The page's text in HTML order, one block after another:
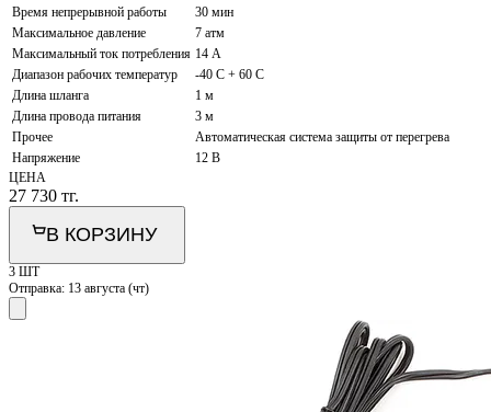
Время непрерывной работы
30 мин
Максимальное давление
7 атм
Максимальный ток потребления 14 А
Диапазон рабочих температур
-40 C + 60 C
Длина шланга
1 м
Длина провода питания
3 м
Прочее
Автоматическая система защиты от перегрева
Напряжение
12 В
ЦЕНА
27 730 тг.
В КОРЗИНУ
3 ШТ
Отправка: 13 августа (чт)